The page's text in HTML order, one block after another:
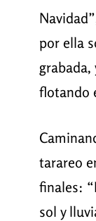
por ella
grabada,
flotando
tarareo
finales:
sol y